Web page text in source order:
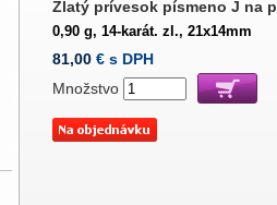
Zlatý prívesok písmeno J na
0,90 g, 14-karát. zl., 21x14mm
81,00 € s DPH
Množstvo